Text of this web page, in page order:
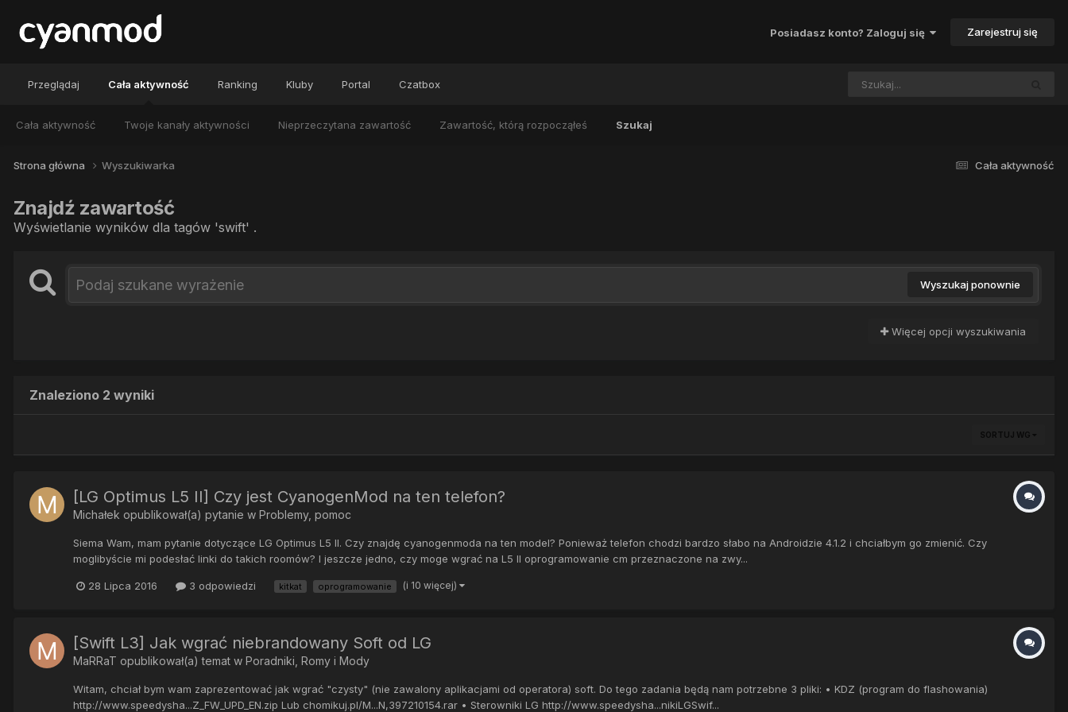
Posiadasz konto? Zaloguj się Zarejestruj się
Przeglądaj Cała aktywność
Cała aktywność Twoje kanały aktywności Nieprzeczytana zawartość Zawartość, którą rozpocząłeś Szukaj
Ranking Kluby Portal Czatbox
Cała aktywność
Strona główna Wyszukiwarka
Znajdź zawartość
Wyświetlanie wyników dla tagów 'swift' .
Wyszukaj ponownie
Więcej opcji wyszukiwania
Znaleziono 2 wyniki
SORTUJ WG
[LG Optimus L5 II] Czy jest CyanogenMod na ten telefon?
Michałek opublikował(a) pytanie w Problemy, pomoc
Siema Wam, mam pytanie dotyczące LG Optimus L5 II. Czy znajdę cyanogenmoda na ten model? Ponieważ telefon chodzi bardzo słabo na Androidzie 4.1.2 i chciałbym go zmienić. Czy
moglibyście mi podesłać linki do takich roomów? I jeszcze jedno, czy moge wgrać na L5 II oprogramowanie cm przeznaczone na zwy...
28 Lipca 2016 3 odpowiedzi kitkat oprogramowanie (i 10 więcej)
[Swift L3] Jak wgrać niebrandowany Soft od LG
MaRRaT opublikował(a) temat w Poradniki, Romy i Mody
Witam, chciał bym wam zaprezentować jak wgrać "czysty" (nie zawalony aplikacjami od operatora) soft. Do tego zadania będą nam potrzebne 3 pliki: • KDZ (program do flashowania)
http://www.speedysha...Z_FW_UPD_EN.zip Lub chomikuj.pl/M...N,397210154.rar • Sterowniki LG http://www.speedysha...nikiLGSwif...